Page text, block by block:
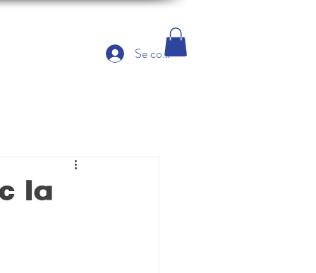
Se connecter
la